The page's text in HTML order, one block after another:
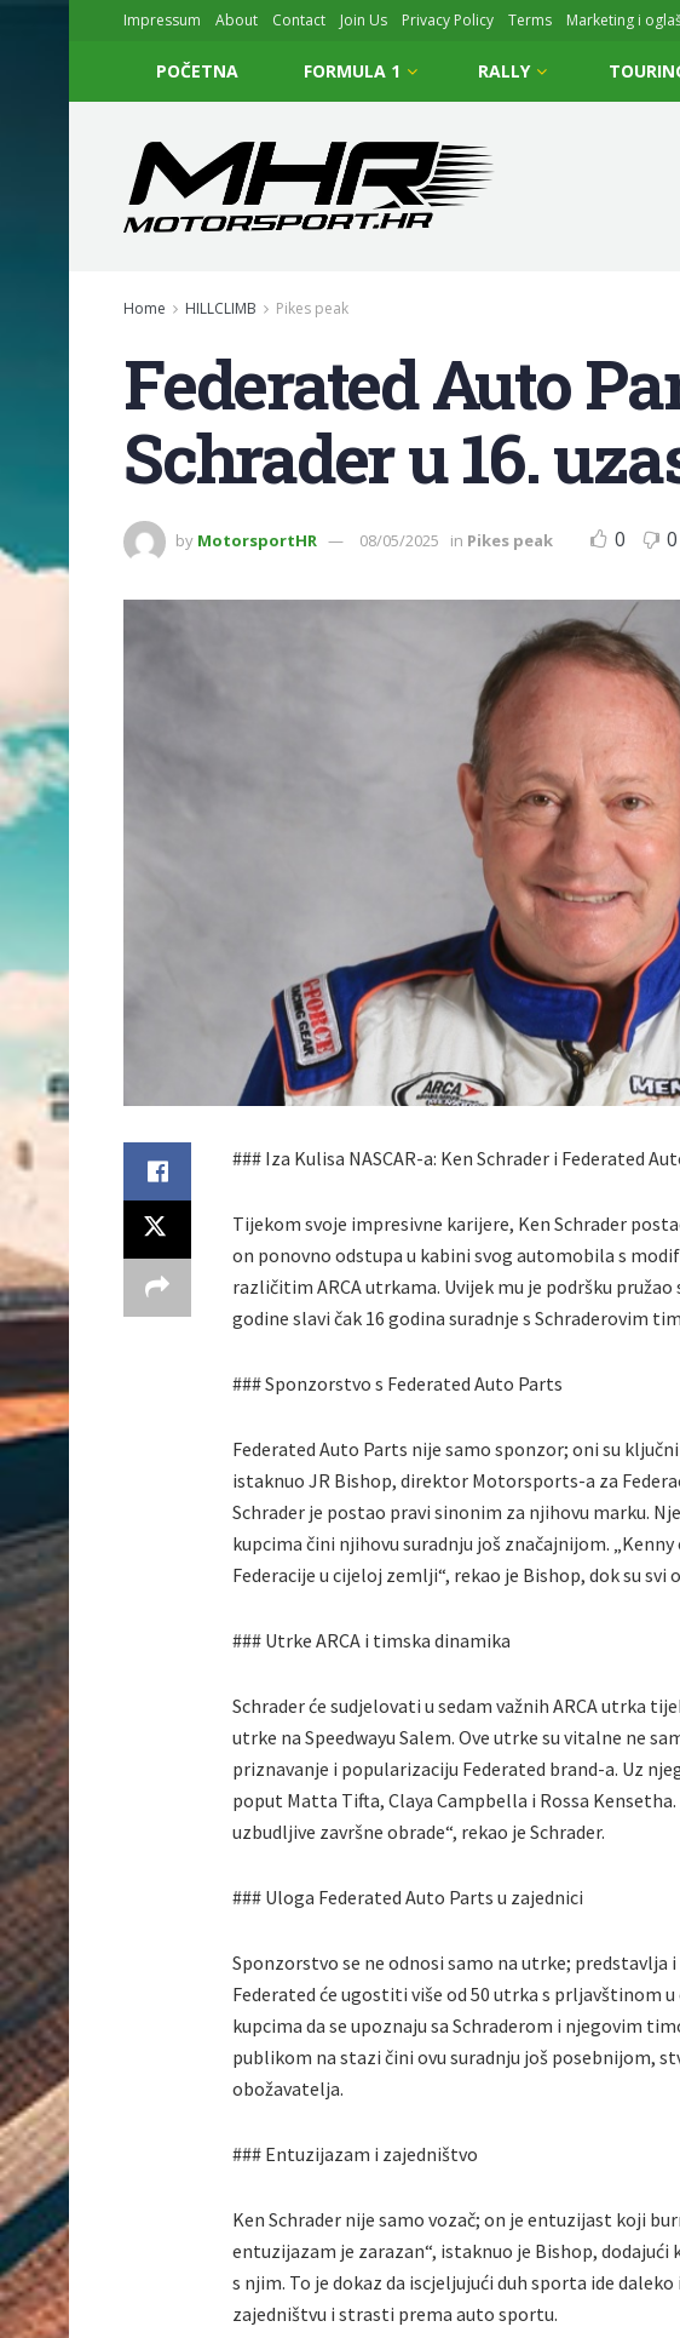
Impressum About Contact Join Us Privacy Policy Terms Marketing i
POČETNA FORMULA 1 RALLY
Home HILLCLIMB Pikes peak
Federated Auto
Schrader u 16.
by MotorsportHR 08/05/2025 in Pikes peak 0 0
### Iza Kulisa NASCAR-a: Ken Schrader i Federated
Tijekom svoje impresivne karijere, Ken Schrader
on ponovno odstupa u kabini svog automobila s
različitim ARCA utrkama. Uvijek mu je podršku
godine slavi čak 16 godina suradnje s Schraderovim
### Sponzorstvo s Federated Auto Parts
Federated Auto Parts nije samo sponzor; oni su
istaknuo JR Bishop, direktor Motorsports-a za
Schrader je postao pravi sinonim za njihovu marku.
kupcima čini njihovu suradnju još značajnijom.
Federacije u cijeloj zemlji“, rekao je Bishop, dok su svi
### Utrke ARCA i timska dinamika
Schrader će sudjelovati u sedam važnih ARCA utrka
utrke na Speedwayu Salem. Ove utrke su vitalne ne
priznavanje i popularizaciju Federated brand-a. Uz
poput Matta Tifta, Claya Campbella i Rossa
uzbudljive završne obrade“, rekao je Schrader.
### Uloga Federated Auto Parts u zajednici
Sponzorstvo se ne odnosi samo na utrke; predstavlja
Federated će ugostiti više od 50 utrka s prljavštinom
kupcima da se upoznaju sa Schraderom i njegovim
publikom na stazi čini ovu suradnju još posebnijom,
obožavatelja.
### Entuzijazam i zajedništvo
Ken Schrader nije samo vozač; on je entuzijast koji
entuzijazam je zarazan“, istaknuo je Bishop,
s njim. To je dokaz da iscjeljujući duh sporta ide
zajedništvu i strasti prema auto sportu.